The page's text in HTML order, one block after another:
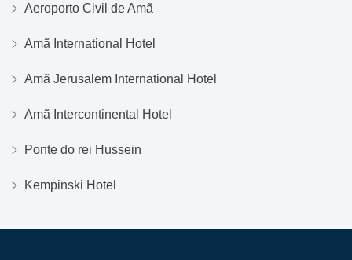
Aeroporto Civil de Amã
Amã International Hotel
Amã Jerusalem International Hotel
Amã Intercontinental Hotel
Ponte do rei Hussein
Kempinski Hotel